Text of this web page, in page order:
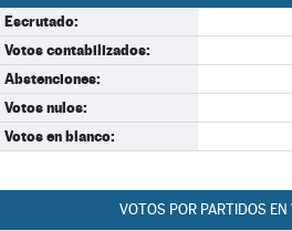
Escrutado:
Votos contabilizados:
Abstenciones:
Votos nulos:
Votos en blanco:
VOTOS POR PARTIDOS EN